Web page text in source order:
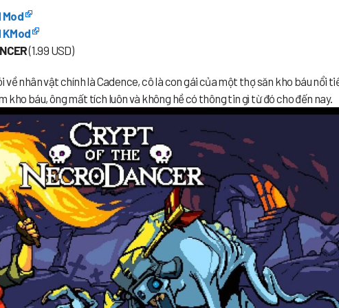
Mod
(1.99 USD)
về nhân vật chính là Cadence, cô là con gái của một thợ săn kho báu nổi
kho báu, ông mất tích luôn và không hề có thông tin gì từ đó cho đến nay.